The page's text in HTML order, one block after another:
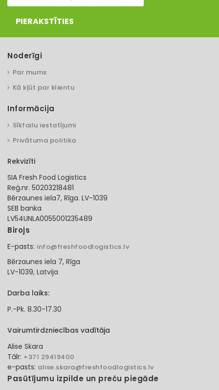
PIERAKSTĪTIES
Noderīgi
Par mums
Kā kļūt par klientu
Informācija
Sīkfailu iestatījumi
Privātuma politika
Rekvizīti
SIA Fresh Food Logistics
Reģ.nr. 50203218481
Bērzaunes iela7, Rīga. LV-1039
SEB banka
LV54UNLA0055001235489
Birojs
E-pasts: info@freshfoodlogistics.lv
Bērzaunes iela 7, Rīga
LV-1039, Latvija
Darba laiks:
P.-Pk. 8.30-17.30
Vairumtirdzniecības vadītāja
Alise Skara
Tālr: +371 29419400
e-pasts: alise.skara@freshfoodlogistics.lv
Pasūtījumu izpilde un preču piegāde